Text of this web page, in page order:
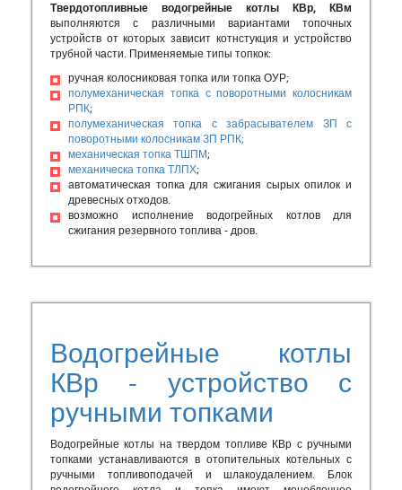
Твердотопливные водогрейные котлы КВр, КВм
выполняются с различными вариантами топочных
устройств от которых зависит котнстукция и устройство
трубной части. Применяемые типы топкок:
ручная колосниковая топка или топка ОУР;
полумеханическая топка с поворотными колосникам
РПК;
полумеханическая топка с забрасывателем ЗП с
поворотными колосникам ЗП РПК;
механическая топка ТШПМ;
механическа топка ТЛПХ;
автоматическая топка для сжигания сырых опилок и
древесных отходов.
возможно исполнение водогрейных котлов для
сжигания резервного топлива - дров.
Водогрейные котлы
КВр - устройство с
ручными топками
Водогрейные котлы на твердом топливе КВр с ручными
топками устанавливаются в отопительных котельных с
ручными топливоподачей и шлакоудалением. Блок